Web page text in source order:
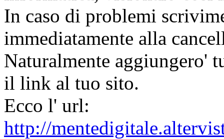
In caso di problemi
immediatamente alla
Naturalmente aggiungero'
il link al tuo sito.
Ecco l' url:
http://